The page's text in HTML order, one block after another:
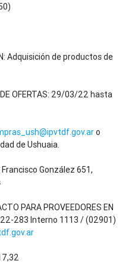
Adquisición de productos de
DE OFERTAS: 29/03/22 hasta
o
de Ushuaia.
Francisco González 651,
PARA PROVEEDORES EN
283 Interno 1113 / (02901)